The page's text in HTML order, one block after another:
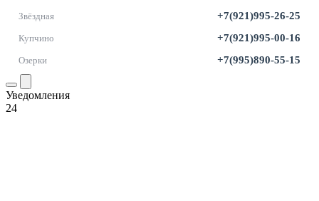
Звёздная +7(921)995-26-25
Купчино +7(921)995-00-16
Озерки +7(995)890-55-15
Уведомления
24